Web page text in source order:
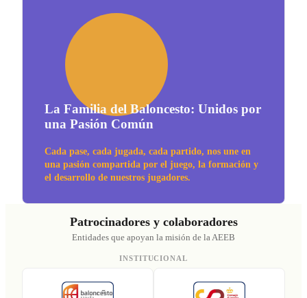
La Familia del Baloncesto: Unidos por
una Pasión Común
Cada pase, cada jugada, cada partido, nos une en
una pasión compartida por el juego, la formación y
el desarrollo de nuestros jugadores.
Patrocinadores y colaboradores
Entidades que apoyan la misión de la AEEB
INSTITUCIONAL